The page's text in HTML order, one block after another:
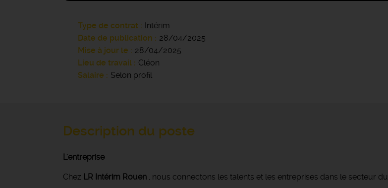
Type de contrat
Intérim
Date de publication
28/04/2025
Mise à jour le
28/04/2025
Lieu de travail
Cléon
Salaire
Selon profil
Description du poste
L'entreprise
Chez LR Intérim Rouen , nous connectons les talents et les entreprises dans le secteur du